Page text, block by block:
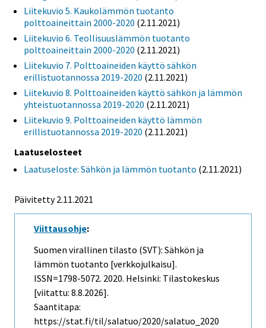
Liitekuvio 5. Kaukolämmön tuotanto
polttoaineittain 2000-2020 (2.11.2021)
Liitekuvio 6. Teollisuuslämmön tuotanto
polttoaineittain 2000-2020 (2.11.2021)
Liitekuvio 7. Polttoaineiden käyttö sähkön
erillistuotannossa 2019-2020 (2.11.2021)
Liitekuvio 8. Polttoaineiden käyttö sähkön ja lämmön
yhteistuotannossa 2019-2020 (2.11.2021)
Liitekuvio 9. Polttoaineiden käyttö lämmön
erillistuotannossa 2019-2020 (2.11.2021)
Laatuselosteet
Laatuseloste: Sähkön ja lämmön tuotanto (2.11.2021)
Päivitetty 2.11.2021
Viittausohje:
Suomen virallinen tilasto (SVT): Sähkön ja
lämmön tuotanto [verkkojulkaisu].
ISSN=1798-5072. 2020. Helsinki: Tilastokeskus
[viitattu: 8.8.2026].
Saantitapa:
https://stat.fi/til/salatuo/2020/salatuo_2020